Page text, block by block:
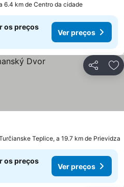
6.4 km de Centro da cidade
os preços
Ver preços
Partilhar
Teplice, a 19.7 km de Prievidza
os preços
Ver preços